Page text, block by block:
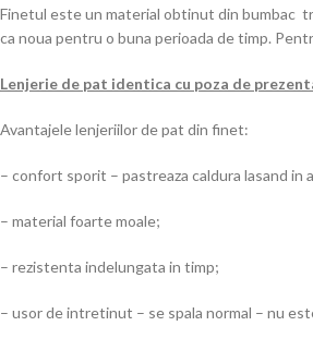
Finetul este un material obtinut din bumbac
ca noua pentru o buna perioada de timp.
Lenjerie de pat identica cu poza de
Avantajele lenjeriilor de pat din finet:
– confort sporit – pastreaza caldura lasand in
– material foarte moale;
– rezistenta indelungata in timp;
– usor de intretinut – se spala normal – nu